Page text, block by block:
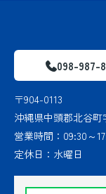
098-987-
〒904-0113
沖縄県中頭郡北谷町
営業時間： 09:30～
定休日： 水曜日